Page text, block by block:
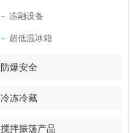
冻融设备
超低温冰箱
防爆安全
冷冻冷藏
搅拌振荡产品